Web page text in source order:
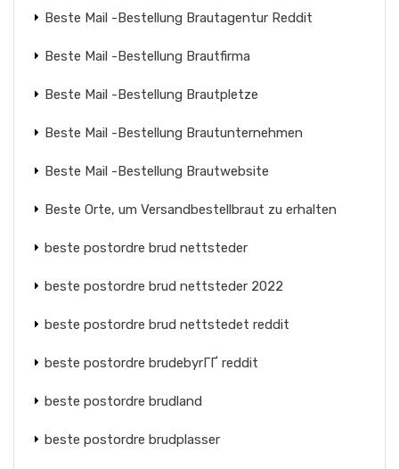
Beste Mail -Bestellung Brautagentur Reddit
Beste Mail -Bestellung Brautfirma
Beste Mail -Bestellung Brautpletze
Beste Mail -Bestellung Brautunternehmen
Beste Mail -Bestellung Brautwebsite
Beste Orte, um Versandbestellbraut zu erhalten
beste postordre brud nettsteder
beste postordre brud nettsteder 2022
beste postordre brud nettstedet reddit
beste postordre brudebyrГҐ reddit
beste postordre brudland
beste postordre brudplasser